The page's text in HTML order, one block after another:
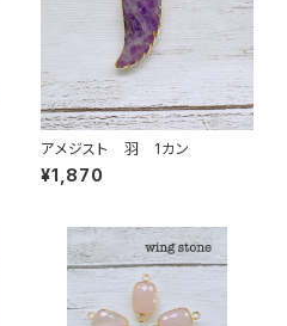
アメジスト 羽 1カン
¥1,870